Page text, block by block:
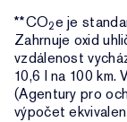
**CO2e je
Zahrnuje oxid
vzdálenost
10,6 l na 100 km.
(Agentury pro
výpočet